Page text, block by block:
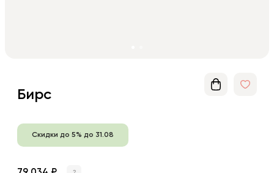
Бирс
Скидки до 5% до 31.08